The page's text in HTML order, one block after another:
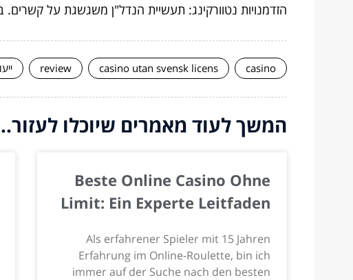
הזדמנויות נטוורקינג: תעשיית הנדל"ן משגשגת על
casino
casino utan svensk licens
review
המשך לעוד מאמרים שיוכלו
Beste Online Casino Ohne
Limit: Ein Experte Leitfaden
Als erfahrener Spieler mit 15 Jahren
Erfahrung im Online-Roulette, bin ich
immer auf der Suche nach den besten